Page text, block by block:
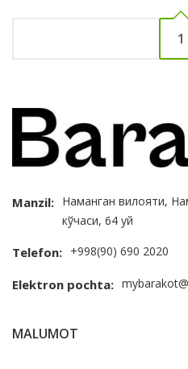
1
Manzil: Наманган вилояти,
кўчаси, 64 уй
Telefon: +998(90) 690 2020
Elektron pochta:
MALUMOT